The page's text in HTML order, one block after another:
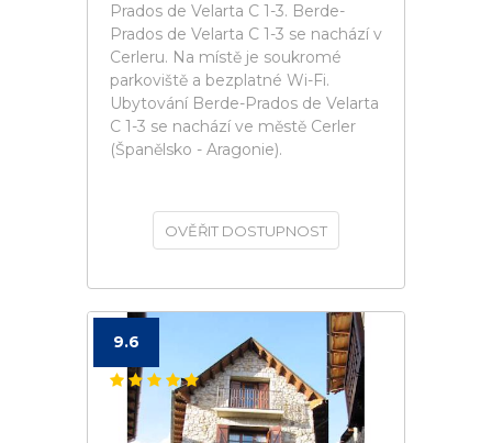
Prados de Velarta C 1-3. Berde-
Prados de Velarta C 1-3 se nachází v
Cerleru. Na místě je soukromé
parkoviště a bezplatné Wi-Fi.
Ubytování Berde-Prados de Velarta
C 1-3 se nachází ve městě Cerler
(Španělsko - Aragonie).
OVĚŘIT DOSTUPNOST
9.6